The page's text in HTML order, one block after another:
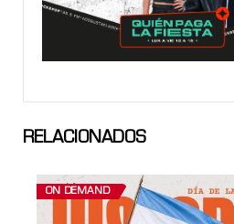
RELACIONADOS
ON DEMAND